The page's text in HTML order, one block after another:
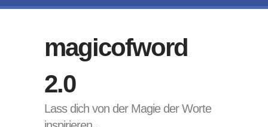
magicofword
2.0
Lass dich von der Magie der Worte